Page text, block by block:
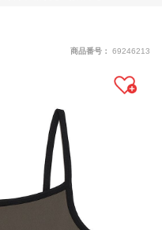
商品番号： 69246213